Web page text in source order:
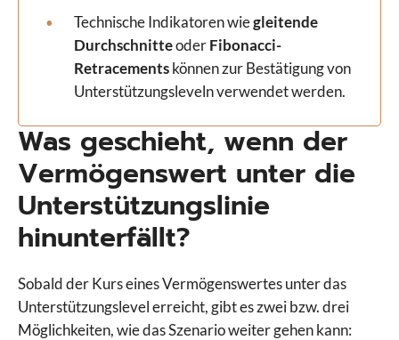
Technische Indikatoren wiegleitende
DurchschnitteoderFibonacci-
Retracementskönnen zur Bestätigung von
Unterstützungsleveln verwendet werden.
Was geschieht, wenn der
Vermögenswert unter die
Unterstützungslinie
hinunterfällt?
Sobald der Kurs eines Vermögenswertes unter das
Unterstützungslevel erreicht, gibt es zwei bzw. drei
Möglichkeiten, wie das Szenario weiter gehen kann: